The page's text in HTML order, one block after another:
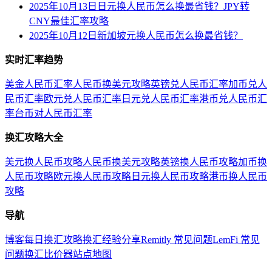
2025年10月13日日元换人民币怎么换最省钱？JPY转
CNY最佳汇率攻略
2025年10月12日新加坡元换人民币怎么换最省钱？
实时汇率趋势
美金人民币汇率人民币换美元攻略英镑兑人民币汇率加币兑人
民币汇率欧元兑人民币汇率 日元兑人民币汇率港币兑人民币汇
率台币对人民币汇率
换汇攻略大全
美元换人民币攻略人民币换美元攻略英镑换人民币攻略加币换
人民币攻略欧元换人民币攻略 日元换人民币攻略港币换人民币
攻略
导航
博客每日换汇攻略换汇经验分享Remitly 常见问题LemFi 常见
问题换汇比价器站点地图